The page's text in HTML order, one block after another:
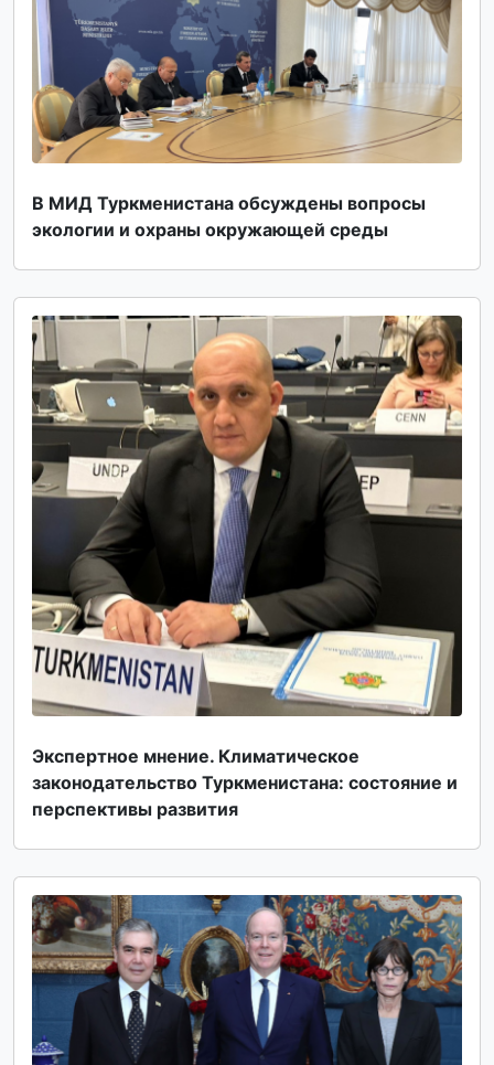
В МИД Туркменистана обсуждены вопросы
экологии и охраны окружающей среды
Экспертное мнение. Климатическое
законодательство Туркменистана: состояние и
перспективы развития